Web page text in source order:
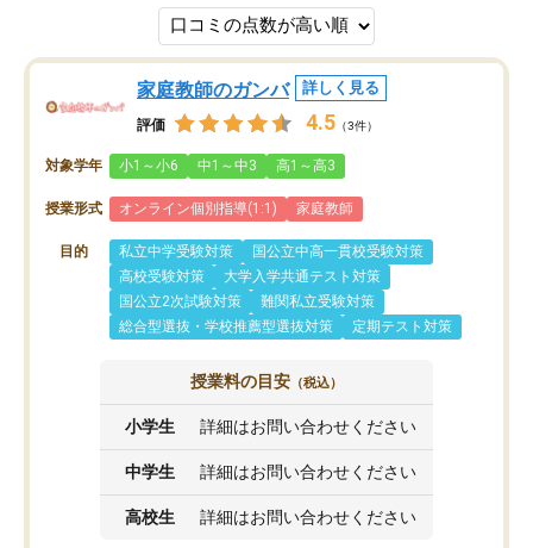
家庭教師のガンバ 詳しく見る
評価 4.5 （3件）
対象学年 小1～小6 中1～中3 高1～高3
授業形式 オンライン個別指導(1:1) 家庭教師
目的 私立中学受験対策
国公立中高一貫校受験対策
高校受験対策
大学入学共通テスト対策
国公立2次試験対策
難関私立受験対策
総合型選抜・学校推薦型選抜対策
定期テスト対策
授業料の目安 （税込）
小学生 詳細はお問い合わせください
中学生 詳細はお問い合わせください
高校生 詳細はお問い合わせください